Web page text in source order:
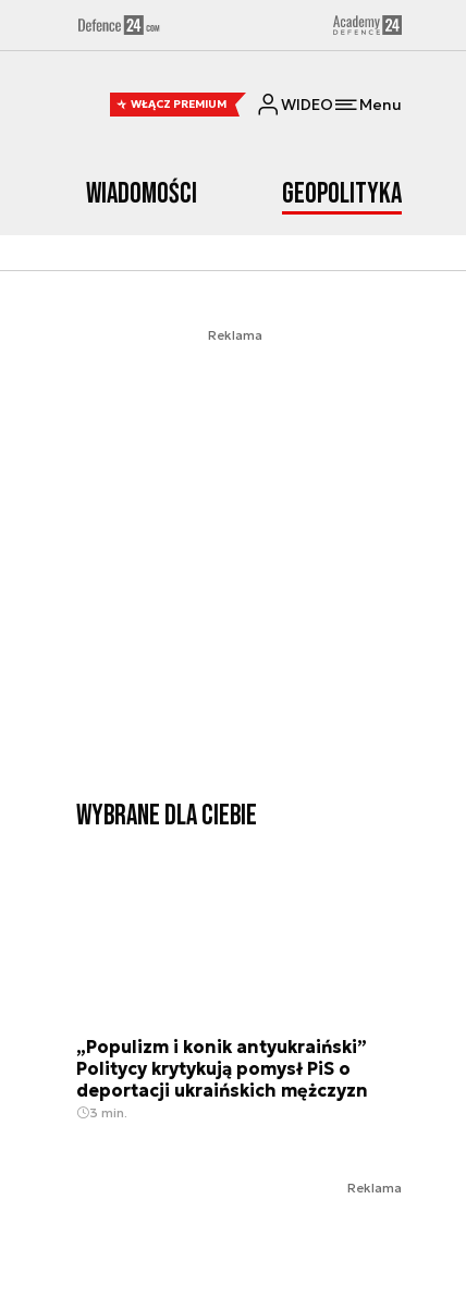
WŁĄCZ PREMIUM WIDEO Menu
Wiadomości Geopolityka
Reklama
Wybrane dla Ciebie
„Populizm i konik antyukraiński”
Politycy krytykują pomysł PiS o
deportacji ukraińskich mężczyzn
3 min.
Reklama